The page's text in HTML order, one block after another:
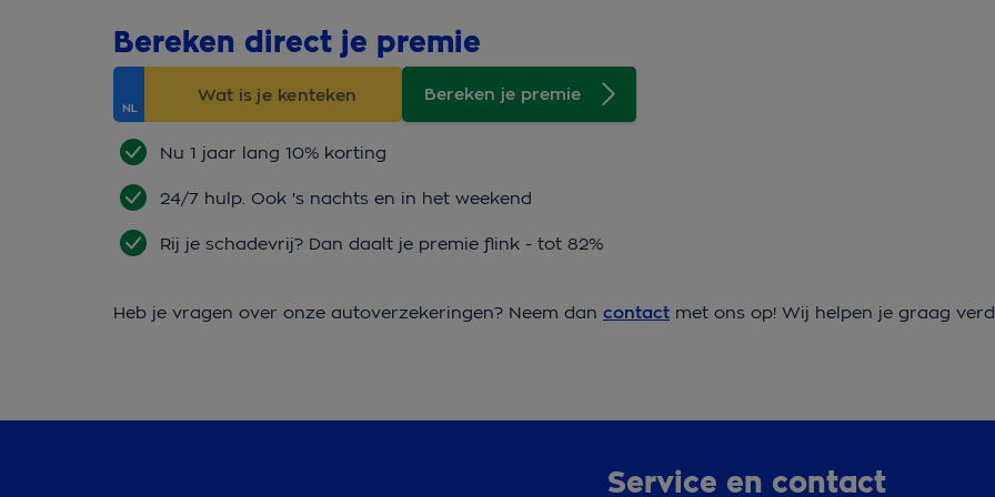
Bereken direct je premie
Bereken je premie
Nu 1 jaar lang 10% korting
24/7 hulp. Ook 's nachts en in het weekend
Rij je schadevrij? Dan daalt je premie flink - tot 82%
Heb je vragen over onze autoverzekeringen? Neem dan contact met ons op! Wij helpen je graag
Service en contact